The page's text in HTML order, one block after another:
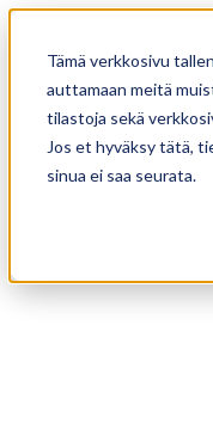
Tämä verkkosivu
auttamaan meitä
tilastoja sekä
Jos et hyväksy tätä,
sinua ei saa seurata.